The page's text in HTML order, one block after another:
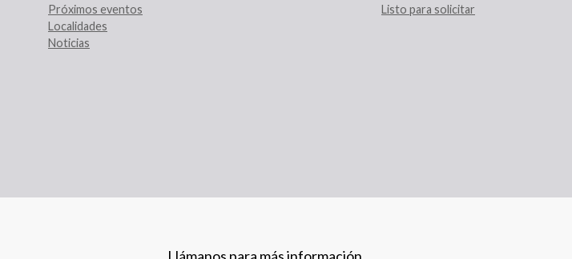
Próximos eventos
Localidades
Noticias
Listo para solicitar
Llámanos para más información